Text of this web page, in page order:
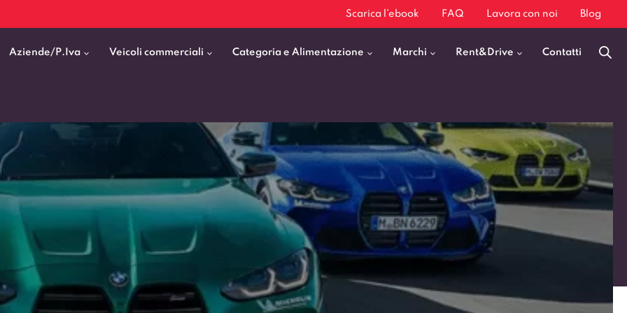
Scarica l’ebook FAQ Lavora con noi Blog
Aziende/P.Iva Veicoli commerciali
elettrici
Cassonati
Pick Up
Allestiti
zero
VEDI TUTTI
Categoria e Alimentazione
Station Wagon
Diesel
Elettrica
Ibrida
GPL
Marchi
BMW
Fiat
Audi
VEDI TUTTI
Fiat Professional
Mercedes Benz Vans
Citroen Business
Peugeot Professional
Renault Professional
Piaggio
VEDI TUTTI
Audi Q3
Audi A3
Kia Sportage
Jeep Avenger
Rent&Drive Contatti